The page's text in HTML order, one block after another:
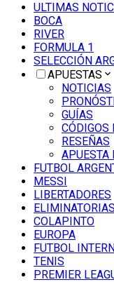
ULTIMAS
BOCA
RIVER
FORMULA 1
SELECCIÓN
APUESTAS
NOTICIAS
GUÍAS
CÓDIGOS
RESEÑAS
APUESTA
FUTBOL
MESSI
LIBERTADORES
ELIMINATORIAS
COLAPINTO
EUROPA
FUTBOL
TENIS
PREMIER